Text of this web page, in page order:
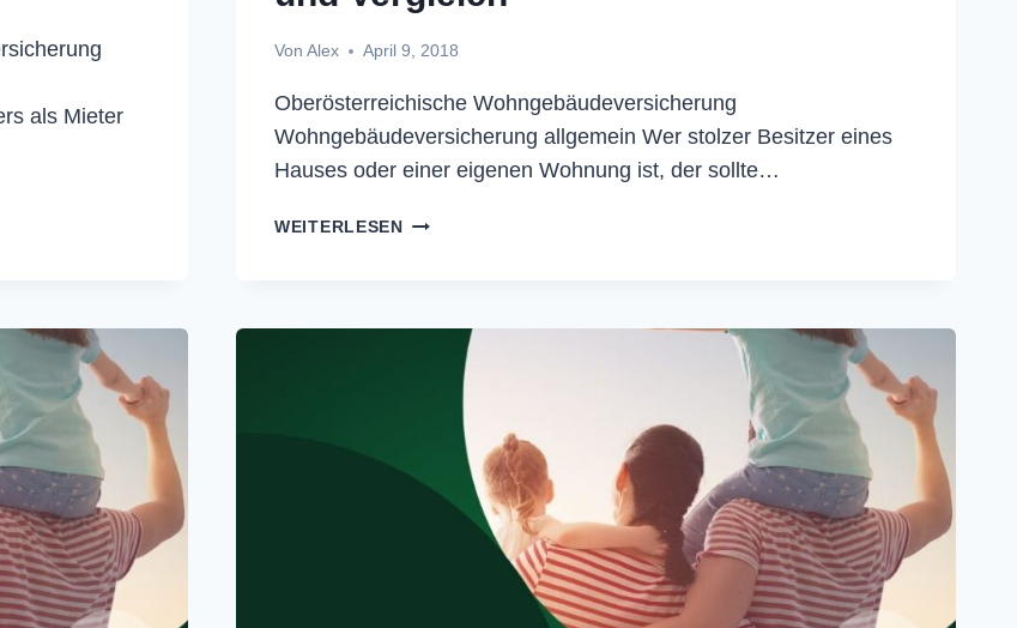
als Mieter
Von Alex April 9, 2018
Oberösterreichische Wohngebäudeversicherung
Wohngebäudeversicherung allgemein Wer stolzer Besitzer eines
Hauses oder einer eigenen Wohnung ist, der sollte…
WEITERLESENOBERÖSTERREICHISCHE
VERGLEICH